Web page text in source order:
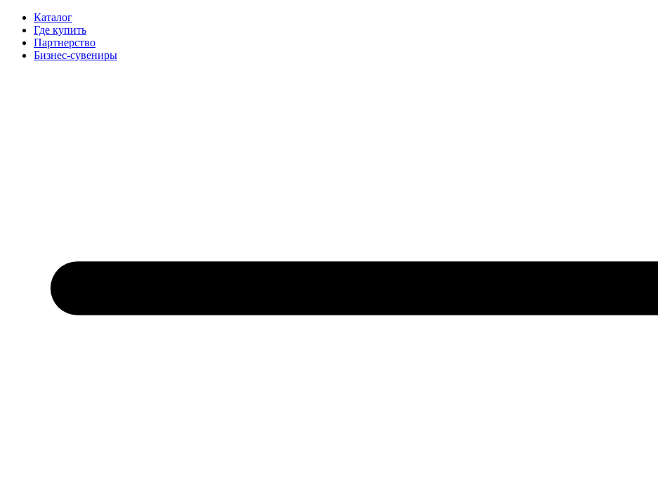
Каталог
Где купить
Партнерство
Бизнес-сувениры